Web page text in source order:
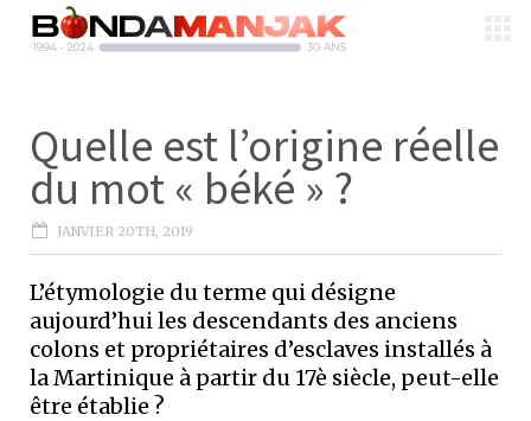
Quelle est l’origine réelle
du mot « béké » ?
JANVIER 20TH, 2019
L’étymologie du terme qui désigne
aujourd’hui les descendants des anciens
colons et propriétaires d’esclaves installés à
la Martinique à partir du 17è siècle, peut-elle
être établie ?